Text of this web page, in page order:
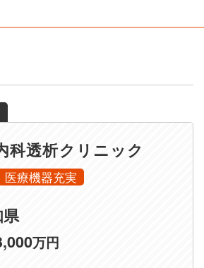
科透析クリニック
医療機器充実
万円